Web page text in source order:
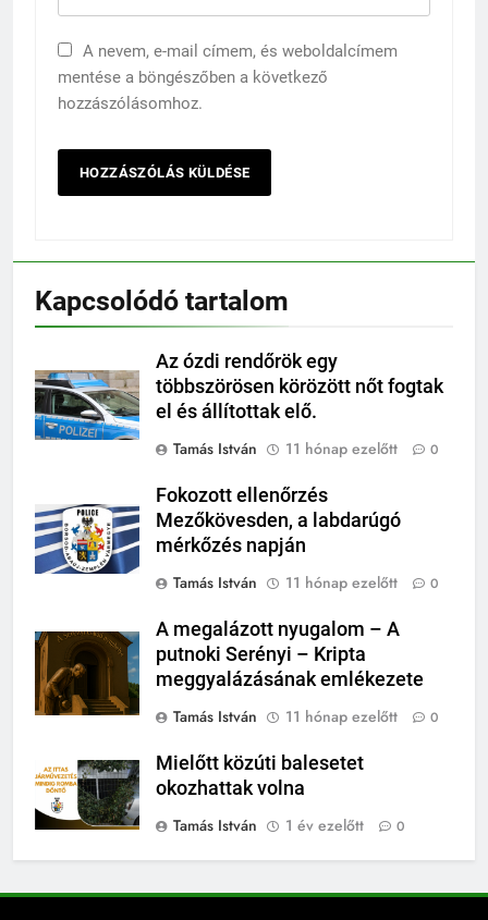
A nevem, e-mail címem, és weboldalcímem
mentése a böngészőben a következő
hozzászólásomhoz.
Kapcsolódó tartalom
Az ózdi rendőrök egy
többszörösen körözött nőt fogtak
el és állítottak elő.
Tamás István
11 hónap ezelőtt 0
Fokozott ellenőrzés
Mezőkövesden, a labdarúgó
mérkőzés napján
Tamás István
11 hónap ezelőtt 0
A megalázott nyugalom – A
putnoki Serényi – Kripta
meggyalázásának emlékezete
Tamás István
11 hónap ezelőtt 0
Mielőtt közúti balesetet
okozhattak volna
Tamás István
1 év ezelőtt 0